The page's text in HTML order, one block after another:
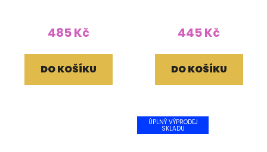
485 Kč
DO KOŠÍKU
445 Kč
DO KOŠÍKU
ÚPLNÝ VÝPRODEJ
SKLADU